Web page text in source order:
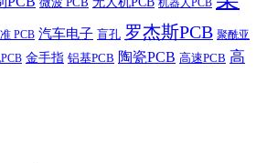
机器人PCB
PCB 汽车电子 盲孔 罗杰斯PCB 聚酰亚
金手指 铝基PCB 陶瓷PCB 高速PCB 高